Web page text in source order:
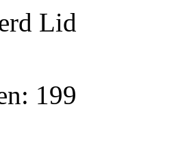
Lid
199